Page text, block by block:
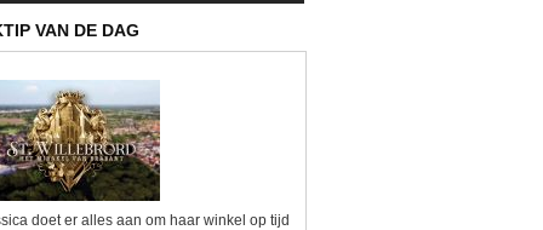
VAN DE DAG
doet er alles aan om haar winkel op tijd